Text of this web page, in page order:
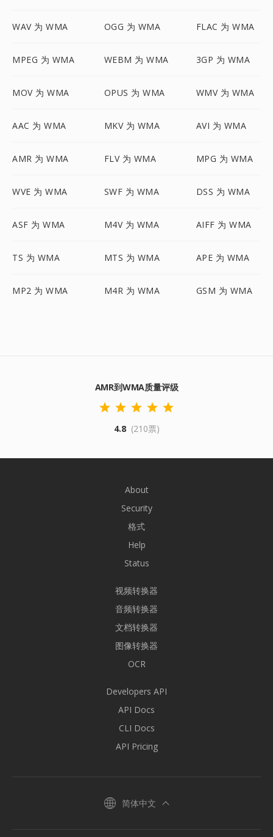
WAV 为 WMA OGG 为 WMA FLAC 为 WMA
MPEG 为 WMA WEBM 为 WMA 3GP 为 WMA
MOV 为 WMA OPUS 为 WMA WMV 为 WMA
AAC 为 WMA MKV 为 WMA AVI 为 WMA
AMR 为 WMA FLV 为 WMA MPG 为 WMA
WVE 为 WMA SWF 为 WMA DSS 为 WMA
ASF 为 WMA M4V 为 WMA AIFF 为 WMA
TS 为 WMA MTS 为 WMA APE 为 WMA
MP2 为 WMA M4R 为 WMA GSM 为 WMA
AMR到WMA质量评级
4.8 (210票)
About
Security
格式
Help
Status
视频转换器
音频转换器
文档转换器
图像转换器
OCR
Developers API
API Docs
CLI Docs
API Pricing
简体中文